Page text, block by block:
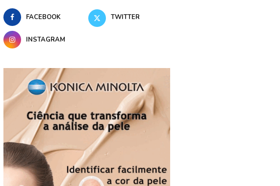
FACEBOOK TWITTER
INSTAGRAM